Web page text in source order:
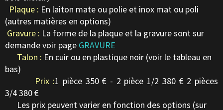
Plaque : En laiton mate ou polie et inox mat ou poli
(autres matières en options)
Gravure : La forme de la plaque et la gravure sont sur
demande voir page GRAVURE
Talon : En cuir ou en plastique noir (voir le tableau en
bas)
Prix :1 pièce 350 € - 2 pièce 1/2 380 € 2 pièces
3/4 380 €
Les prix peuvent varier en fonction des options (sur